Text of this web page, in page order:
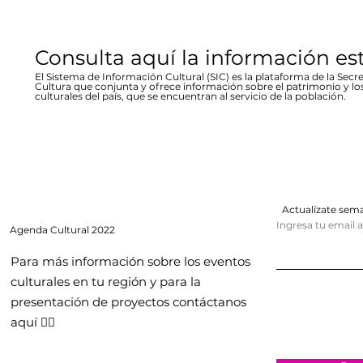
Consulta aquí la información
El Sistema de Información Cultural (SIC) es la plataforma de la
Cultura que conjunta y ofrece información sobre el patrimonio y
culturales del país, que se encuentran al servicio de la población.
Agenda Cultural 2022
Para más información sobre los eventos
culturales en tu región y para la
presentación de proyectos contáctanos
aquí 👇🏻
Actualízate
Ingresa tu email